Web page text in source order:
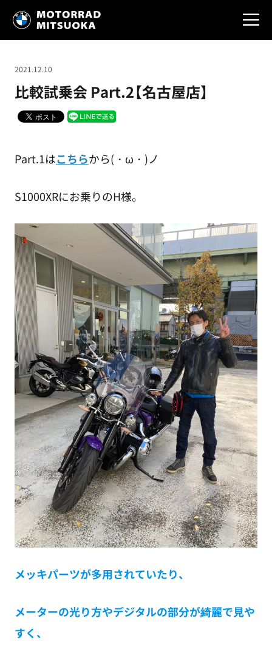
比較試乗会 Part.2【名古屋店】
2021.12.10
Part.1はこちらから(・ω・)ノ
S1000XRにお乗りのH様。
メッキパーツが多用されていたり、
メーターの光り方やデジタルの部分が綺麗で見や
すく、